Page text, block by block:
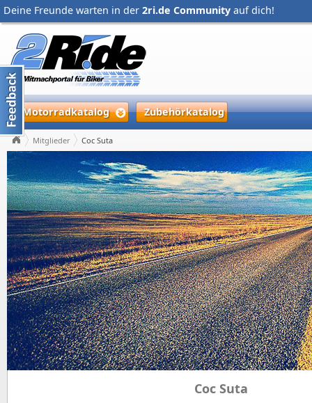
Deine Freunde warten in der 2ri.de Community auf dich!
Motorradkatalog Zubehörkatalog
Mitglieder Coc Suta
Coc Suta